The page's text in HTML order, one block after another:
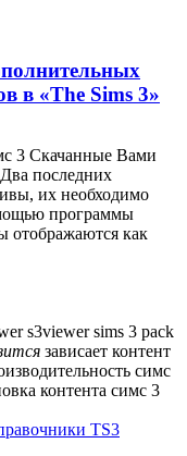
в «The Sims 3»
3 Скачанные Вами
последних
их необходимо
программы
отображаются как
s3viewersims 3 pack
зависает контент
симс
контента симс 3
TS3